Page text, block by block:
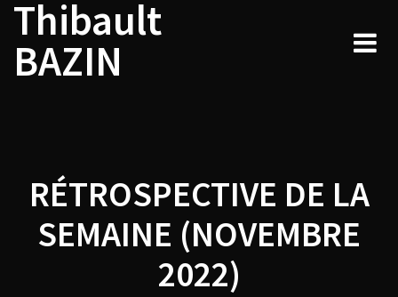
Skip
content
Thibault
BAZIN
RÉTROSPECTIVE DE LA
SEMAINE (NOVEMBRE
2022)
Navigation
de